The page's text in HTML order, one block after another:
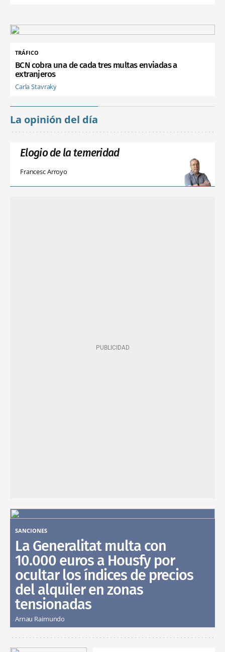
TRÁFICO
BCN cobra una de cada tres multas enviadas a
extranjeros
Carla Stavraky
La opinión del día
Elogio de la temeridad
Francesc Arroyo
SANCIONES
La Generalitat multa con
10.000 euros a Housfy por
ocultar los índices de precios
del alquiler en zonas
tensionadas
Arnau Raimundo